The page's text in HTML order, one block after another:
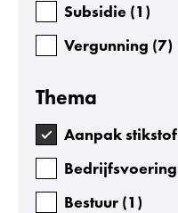
Subsidie (1 )
Vergunning (7)
Thema
Aanpak stikstof
Bedrijfsvoering
Bestuur (1 )